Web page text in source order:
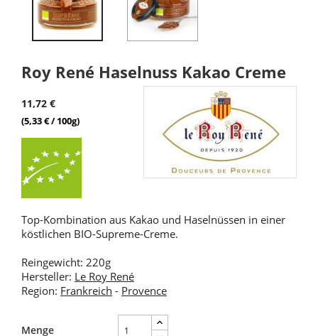
Roy René Haselnuss Kakao Creme
11,72 €
(5,33 € / 100g)
Top-Kombination aus Kakao und Haselnüssen in einer
köstlichen BIO-Supreme-Creme.
Reingewicht: 220g
Hersteller: Le Roy René
Region: Frankreich - Provence
Menge